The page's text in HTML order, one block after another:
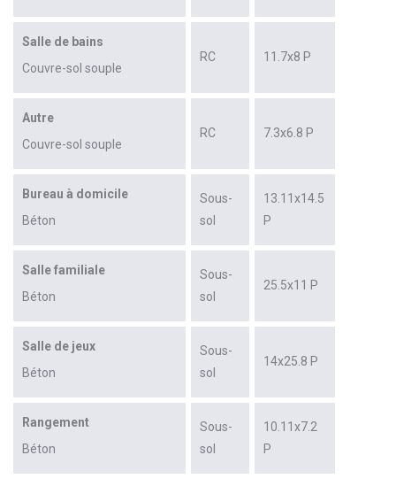
Salle de bains
Couvre-sol souple
RC 11.7x8 P
Autre
Couvre-sol souple
RC 7.3x6.8 P
Bureau à domicile
Béton
Sous-
sol
13.11x14.5
P
Salle familiale
Béton
Sous-
sol
25.5x11 P
Salle de jeux
Béton
Sous-
sol
14x25.8 P
Rangement
Béton
Sous-
sol
10.11x7.2
P